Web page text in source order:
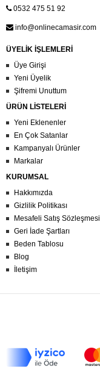
0532 475 51 92
info@onlinecamasir.com
ÜYELİK İŞLEMLERİ
Üye Girişi
Yeni Üyelik
Şifremi Unuttum
ÜRÜN LİSTELERİ
Yeni Eklenenler
En Çok Satanlar
Kampanyalı Ürünler
Markalar
KURUMSAL
Hakkımızda
Gizlilik Politikası
Mesafeli Satış Sözleşmesi
Geri İade Şartları
Beden Tablosu
Blog
İletişim